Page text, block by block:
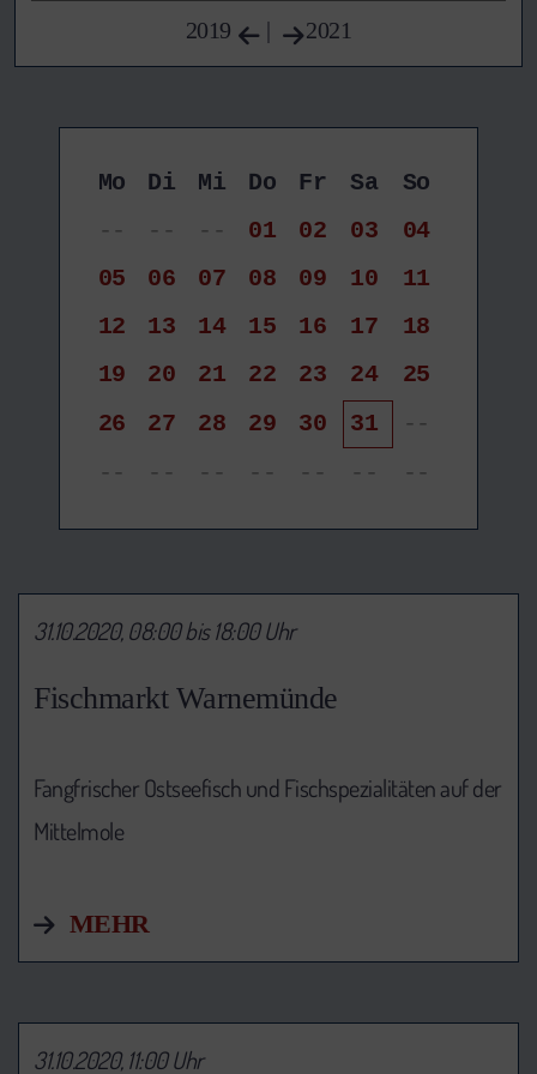
2019 | 2021
Mo Di Mi Do Fr Sa
So
--
-- -- 01 02 03
04
05
06 07 08 09 10
11
12
13 14 15 16 17
18
19
20 21 22 23 24
25
26
27 28 29 30 31
--
--
-- -- -- -- -- --
Fischmarkt Warnemünde
31.10.2020, 08:00 bis 18:00 Uhr
Fangfrischer Ostseefisch und Fischspezialitäten auf der
Mittelmole
MEHR
31.10.2020, 11:00 Uhr